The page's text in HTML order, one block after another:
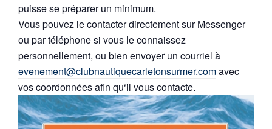
puisse se préparer un minimum.
Vous pouvez le contacter directement sur Messenger
ou par téléphone si vous le connaissez
personnellement, ou bien envoyer un courriel à
evenement@clubnautiquecarletonsurmer.comavec
vos coordonnées afin qu‘il vous contacte.